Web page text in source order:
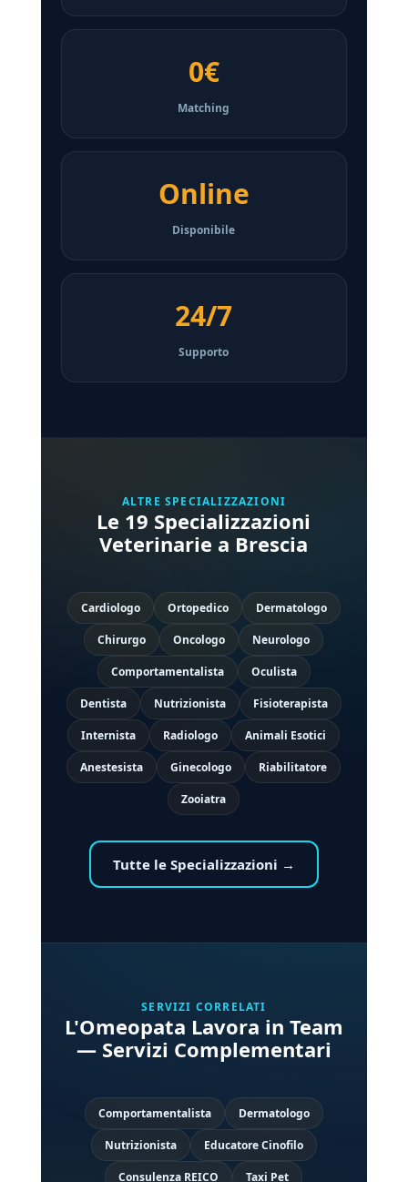
0€
Matching
Online
Disponibile
24/7
Supporto
ALTRE SPECIALIZZAZIONI
Le 19 Specializzazioni
Veterinarie a Brescia
Cardiologo Ortopedico Dermatologo
Chirurgo Oncologo Neurologo
Comportamentalista Oculista
Dentista Nutrizionista Fisioterapista
Internista Radiologo Animali Esotici
Anestesista Ginecologo Riabilitatore
Zooiatra
Tutte le Specializzazioni →
SERVIZI CORRELATI
L'Omeopata Lavora in Team
— Servizi Complementari
Comportamentalista Dermatologo
Nutrizionista Educatore Cinofilo
Consulenza REICO Taxi Pet